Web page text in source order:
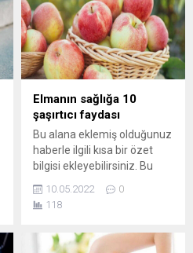
Elmanın sağlığa 10
şaşırtıcı faydası
Bu alana eklemiş olduğunuz
haberle ilgili kısa bir özet
bilgisi ekleyebilirsiniz. Bu
metin yazı düzenleme
sayfasında "Özet"
bölümünden eklenebilir.
altında kalın olarak bu
10.05.2022
0
118